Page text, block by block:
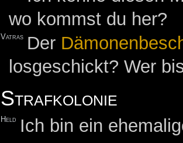
wo kommst du her?
Vatras Der
losgeschickt? Wer
Strafkolonie
Held Ich bin ein